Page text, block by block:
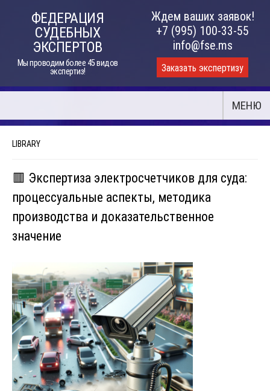
ФЕДЕРАЦИЯ
СУДЕБНЫХ
ЭКСПЕРТОВ
Мы проводим более 45 видов
экспертиз!
Ждем ваших заявок!
+7 (995) 100-33-55
info@fse.ms
Заказать экспертизу
МЕНЮ
LIBRARY
🟥 Экспертиза электросчетчиков для суда:
процессуальные аспекты, методика
производства и доказательственное
значение